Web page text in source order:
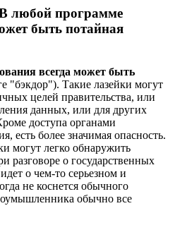
любой программе
быть потайная
всегда может быть
"бэкдор"). Такие лазейки могут
целей правительства, или
данных, или для других
доступа органами
есть более значимая опасность.
могут легко обнаружить
разговоре о государственных
о чем-то серьезном и
не коснется обычного
обычно все